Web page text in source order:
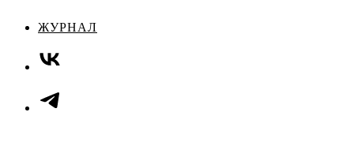
ЖУРНАЛ